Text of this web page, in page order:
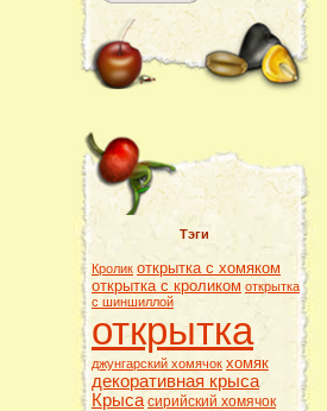
Тэги
Кролик открытка с хомяком
открытка с кроликом открытка
с шиншиллой
открытка
джунгарский хомячок хомяк
декоративная крыса
Крыса сирийский хомячок